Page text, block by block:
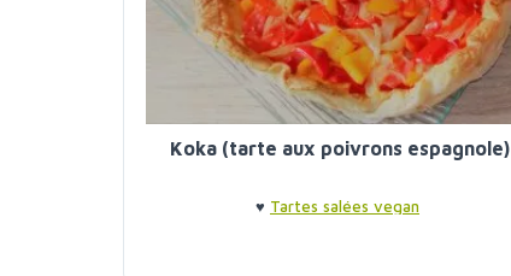
Koka (tarte aux poivrons espagnole)
♥ Tartes salées vegan